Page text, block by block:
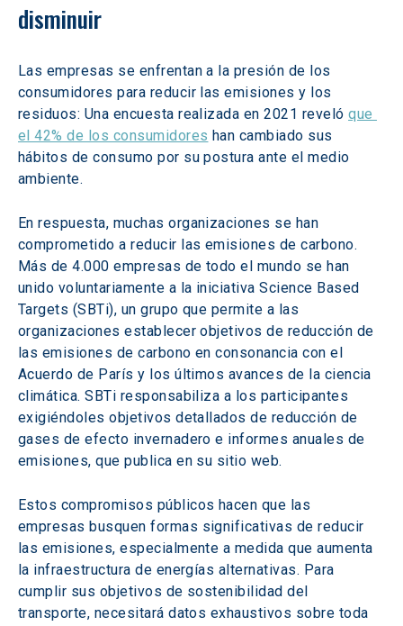
disminuir
Las empresas se enfrentan a la presión de los
consumidores para reducir las emisiones y los
residuos: Una encuesta realizada en 2021 reveló que
el 42% de los consumidores han cambiado sus
hábitos de consumo por su postura ante el medio
ambiente.
En respuesta, muchas organizaciones se han
comprometido a reducir las emisiones de carbono.
Más de 4.000 empresas de todo el mundo se han
unido voluntariamente a la iniciativa Science Based
Targets (SBTi), un grupo que permite a las
organizaciones establecer objetivos de reducción de
las emisiones de carbono en consonancia con el
Acuerdo de París y los últimos avances de la ciencia
climática. SBTi responsabiliza a los participantes
exigiéndoles objetivos detallados de reducción de
gases de efecto invernadero e informes anuales de
emisiones, que publica en su sitio web.
Estos compromisos públicos hacen que las
empresas busquen formas significativas de reducir
las emisiones, especialmente a medida que aumenta
la infraestructura de energías alternativas. Para
cumplir sus objetivos de sostenibilidad del
transporte, necesitará datos exhaustivos sobre toda